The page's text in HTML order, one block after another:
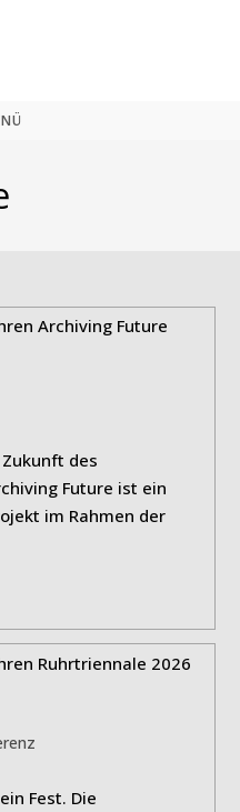
des
Future ist ein
im Rahmen der
Fest. Die